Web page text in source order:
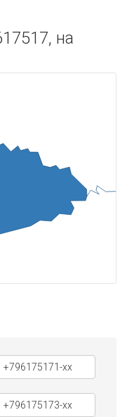
на
+796175171-xx
+796175173-xx